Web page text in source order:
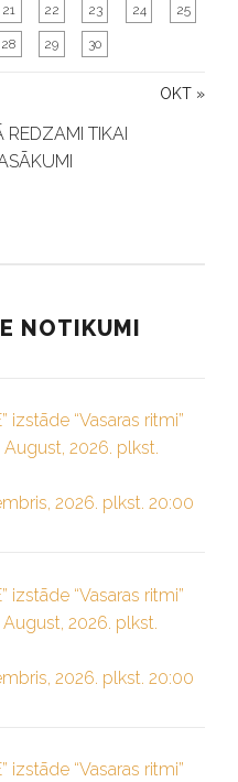
OKT »
21 22 23 24 25
28 29 30
REDZAMI TIKAI
NOTIKUMI
izstāde “Vasaras ritmi”
August, 2026. plkst.
2026. plkst. 20:00
izstāde “Vasaras ritmi”
August, 2026. plkst.
2026. plkst. 20:00
izstāde “Vasaras ritmi”